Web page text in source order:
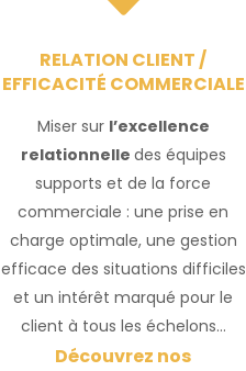
RELATION CLIENT /
EFFICACITÉ COMMERCIALE
Miser sur l’excellence
relationnelle des équipes
supports et de la force
commerciale : une prise en
charge optimale, une gestion
efficace des situations difficiles
et un intérêt marqué pour le
client à tous les échelons...
Découvrez nos